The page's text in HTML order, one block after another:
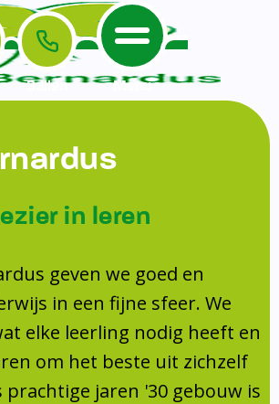
op school
en Gezin
Opvang (TSO)
(MR)
Bellen Menu
in leren
geven we goed en
in een fijne sfeer. We
elke leerling nodig heeft en
om het beste uit zichzelf
prachtige jaren '30 gebouw is